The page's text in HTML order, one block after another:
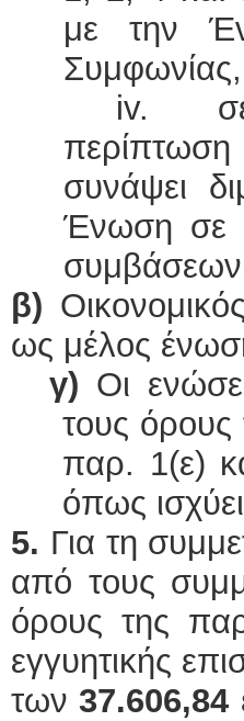
με την
iv. σε
συνάψει
Ένωση σε
β)
ως μέλος
γ) Οι
τους
παρ. 1(ε)
όπως
5. Για τη
από τους
όρους της
εγγυητικής
των37.606,84